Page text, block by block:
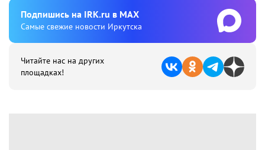
Подпишиcь на IRK.ru в MAX
Cамые свежие новости Иркутска
Читайте нас на других
площадках!